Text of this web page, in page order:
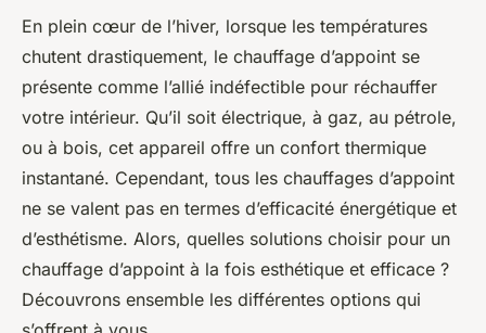
En plein cœur de l’hiver, lorsque les températures
chutent drastiquement, le chauffage d’appoint se
présente comme l’allié indéfectible pour réchauffer
votre intérieur. Qu’il soit électrique, à gaz, au pétrole,
ou à bois, cet appareil offre un confort thermique
instantané. Cependant, tous les chauffages d’appoint
ne se valent pas en termes d’efficacité énergétique et
d’esthétisme. Alors, quelles solutions choisir pour un
chauffage d’appoint à la fois esthétique et efficace ?
Découvrons ensemble les différentes options qui